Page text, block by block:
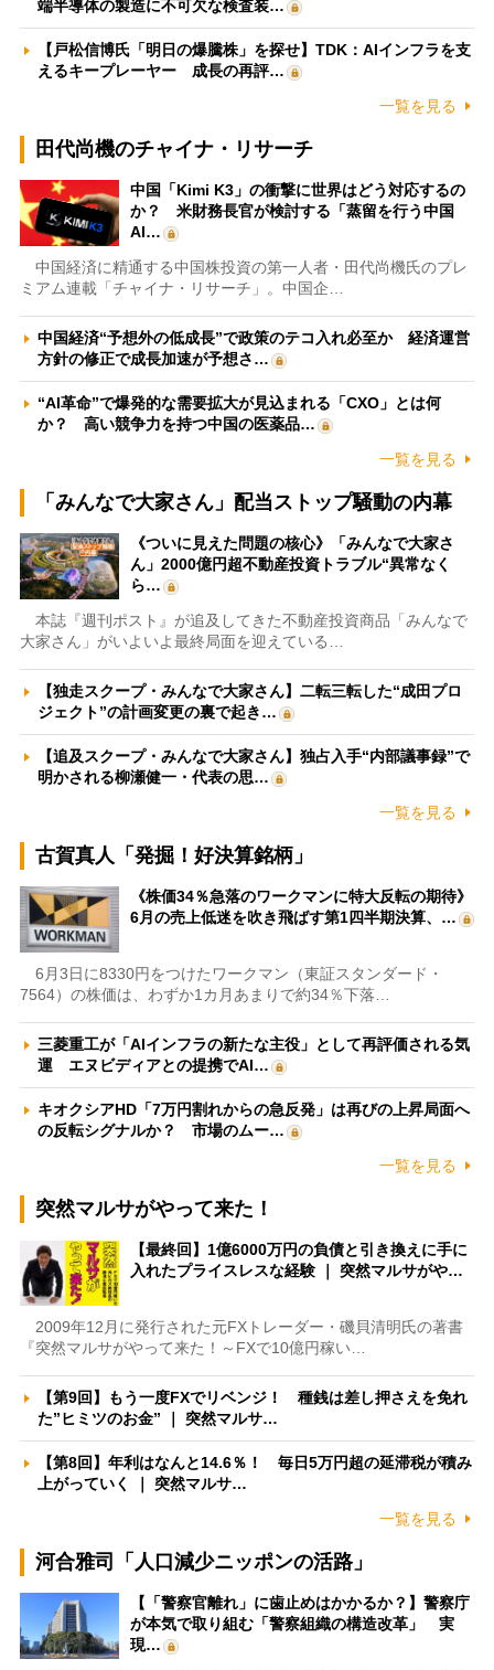
端半導体の製造に不可欠な検査装…
【戸松信博氏「明日の爆騰株」を探せ】TDK：AIインフラを支
えるキープレーヤー 成長の再評…
一覧を見る
田代尚機のチャイナ・リサーチ
中国「Kimi K3」の衝撃に世界はどう対応するの
か？ 米財務長官が検討する「蒸留を行う中国
AI…
中国経済に精通する中国株投資の第一人者・田代尚機氏のプレ
ミアム連載「チャイナ・リサーチ」。中国企…
中国経済“予想外の低成長”で政策のテコ入れ必至か 経済運営
方針の修正で成長加速が予想さ…
“AI革命”で爆発的な需要拡大が見込まれる「CXO」とは何
か？ 高い競争力を持つ中国の医薬品…
一覧を見る
「みんなで大家さん」配当ストップ騒動の内幕
《ついに見えた問題の核心》「みんなで大家さ
ん」2000億円超不動産投資トラブル“異常なく
ら…
本誌『週刊ポスト』が追及してきた不動産投資商品「みんなで
大家さん」がいよいよ最終局面を迎えている…
【独走スクープ・みんなで大家さん】二転三転した“成田プロ
ジェクト”の計画変更の裏で起き…
【追及スクープ・みんなで大家さん】独占入手“内部議事録”で
明かされる柳瀬健一・代表の思…
一覧を見る
古賀真人「発掘！好決算銘柄」
《株価34％急落のワークマンに特大反転の期待》
6月の売上低迷を吹き飛ばす第1四半期決算、…
6月3日に8330円をつけたワークマン（東証スタンダード・
7564）の株価は、わずか1カ月あまりで約34％下落…
三菱重工が「AIインフラの新たな主役」として再評価される気
運 エヌビディアとの提携でAI…
キオクシアHD「7万円割れからの急反発」は再びの上昇局面へ
の反転シグナルか？ 市場のムー…
一覧を見る
突然マルサがやって来た！
【最終回】1億6000万円の負債と引き換えに手に
入れたプライスレスな経験 ｜ 突然マルサがや…
2009年12月に発行された元FXトレーダー・磯貝清明氏の著書
『突然マルサがやって来た！～FXで10億円稼い…
【第9回】もう一度FXでリベンジ！ 種銭は差し押さえを免れ
た”ヒミツのお金” ｜ 突然マルサ…
【第8回】年利はなんと14.6％！ 毎日5万円超の延滞税が積み
上がっていく ｜ 突然マルサ…
一覧を見る
河合雅司「人口減少ニッポンの活路」
【「警察官離れ」に歯止めはかかるか？】警察庁
が本気で取り組む「警察組織の構造改革」 実
現…